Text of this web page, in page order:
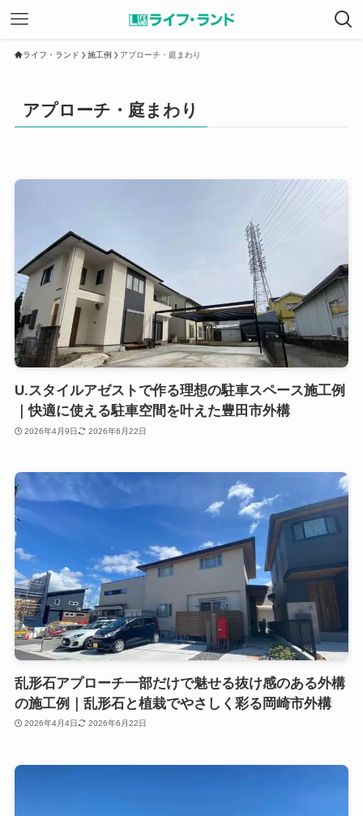
ライフ・ランド 施工例 アプローチ・庭まわり
アプローチ・庭まわり
U.スタイルアゼストで作る理想の駐車スペース施工例
｜快適に使える駐車空間を叶えた豊田市外構
2026年4月9日 2026年6月22日
乱形石アプローチ一部だけで魅せる抜け感のある外構
の施工例｜乱形石と植栽でやさしく彩る岡崎市外構
2026年4月4日 2026年6月22日